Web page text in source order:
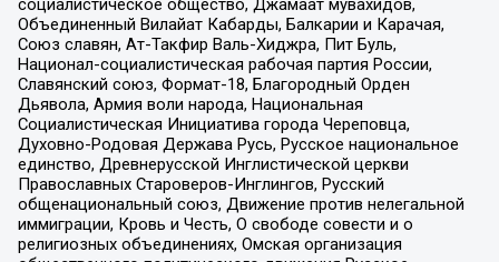
социалистическое общество, Джамаат мувахидов,
Объединенный Вилайат Кабарды, Балкарии и Карачая,
Союз славян, Ат-Такфир Валь-Хиджра, Пит Буль,
Национал-социалистическая рабочая партия России,
Славянский союз, Формат-18, Благородный Орден
Дьявола, Армия воли народа, Национальная
Социалистическая Инициатива города Череповца,
Духовно-Родовая Держава Русь, Русское национальное
единство, Древнерусской Инглистической церкви
Православных Староверов-Инглингов, Русский
общенациональный союз, Движение против нелегальной
иммиграции, Кровь и Честь, О свободе совести и о
религиозных объединениях, Омская организация